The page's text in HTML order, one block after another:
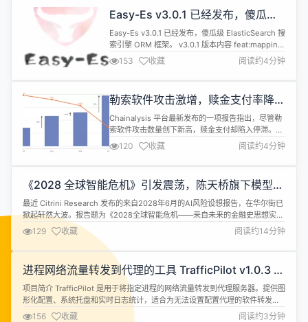
在还支持自动去除图片白色背景，并提供更多便捷...
Easy-Es v3.0.1 已经发布，傻瓜级
ElasticSearch 搜索引擎 ORM 框架
Easy-Es v3.0.1 已经发布，傻瓜级 ElasticSearch 搜
索引擎 ORM 框架。 v3.0.1 版本内容 feat:mapping
支持index和docValues feat: 当between两个参数
相同时，优化成eq查询，提高查询性能 feat: 增强了
对日期格式处理 feat(highlight): 添加高亮参数
153 收藏 阅读约4分钟
勒索软件攻击激增，赎金支付率降至
历史新低
Chainalysis 平台最新发布的一项报告指出，尽管勒
索软件攻击数量创下新高，赎金支付却陷入停滞。去
年向勒索软件攻击者支付赎金的受害者比例已降至
28%，创历史新低。 2025 年链上勒索软件支付总额
下降约 8% 至 8.2 亿美元，而声称的攻击数量却增长
2025 年总金额可能接近或超过 9 亿美元。” 据...
120 收藏 阅读约4分钟
《2028 全球智能危机》引发震荡，陈天桥旗下模型
MiroThinker 回应：我不带来危机，只放大你们人类
选择
最近 Citrini Research 发布的来自2028年6月的AI风险设想报告，在华尔街已
掀起轩然大波。报告题为《2028全球智能危机——来自未来的金融史思想实
验》（THE 2028 GLOBAL INTELLIGENCE CRISIS: A Thought Exercise in
Financial History, from the Future）。...
129 收藏 阅读约14分钟
进程网络流量转发到代理的工具 TrafficPilot v1.0.3 发
布
项目简介 TrafficPilot 是用于将指定进程的网络流量转发到代理服务器。提供图
形化配置、系统托盘和实时日志统计，适合为无法设置配置代理的软件转发网
络请求到指定的代理服务器，尤其在多网络环境中多个软件需要使用不同的网
156 收藏 阅读约3分钟